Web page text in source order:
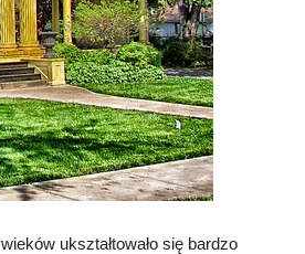
ukształtowało się bardzo